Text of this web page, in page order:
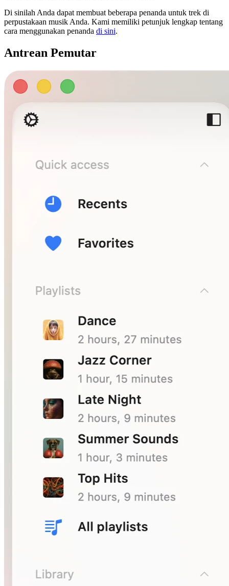
Di sinilah Anda dapat membuat beberapa penanda untuk trek di
perpustakaan musik Anda. Kami memiliki petunjuk lengkap tentang
cara menggunakan penanda di sini.
Antrean Pemutar